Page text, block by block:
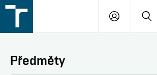
v
PŘIHLÁŠENÍ
Předměty